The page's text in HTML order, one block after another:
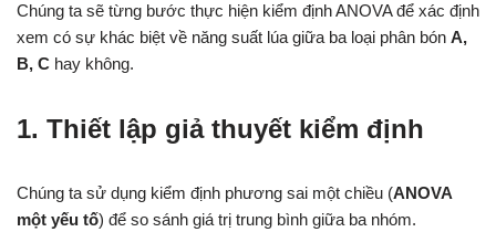
Chúng ta sẽ từng bước thực hiện kiểm định ANOVA để xác định
xem có sự khác biệt về năng suất lúa giữa ba loại phân bón A,
B, C hay không.
1. Thiết lập giả thuyết kiểm định
Chúng ta sử dụng kiểm định phương sai một chiều (ANOVA
một yếu tố) để so sánh giá trị trung bình giữa ba nhóm.